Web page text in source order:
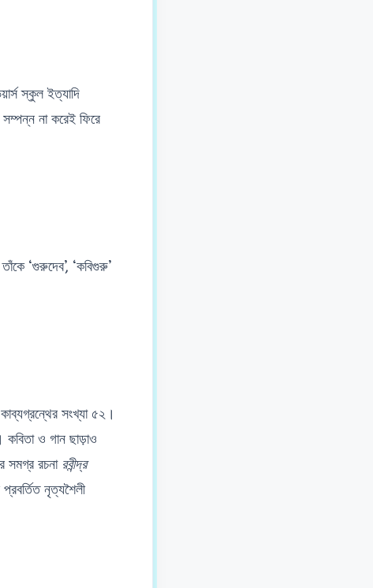
স্কুল ইত্যাদি
না করেই ফিরে
‘গুরুদেব’, ‘কবিগুরু’
সংখ্যা ৫২।
কবিতা ও গান ছাড়াও
সমগ্র রচনা রবীন্দ্র
নৃত্যশৈলী